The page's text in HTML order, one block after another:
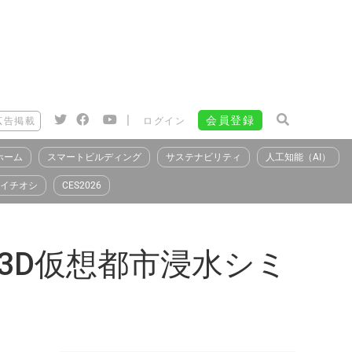
告掲載 | ログイン 会員登録
ーム スマートビルディング サステナビリティ 人工知能（AI）
イチオシ CES2026
仮想都市浸水シミ